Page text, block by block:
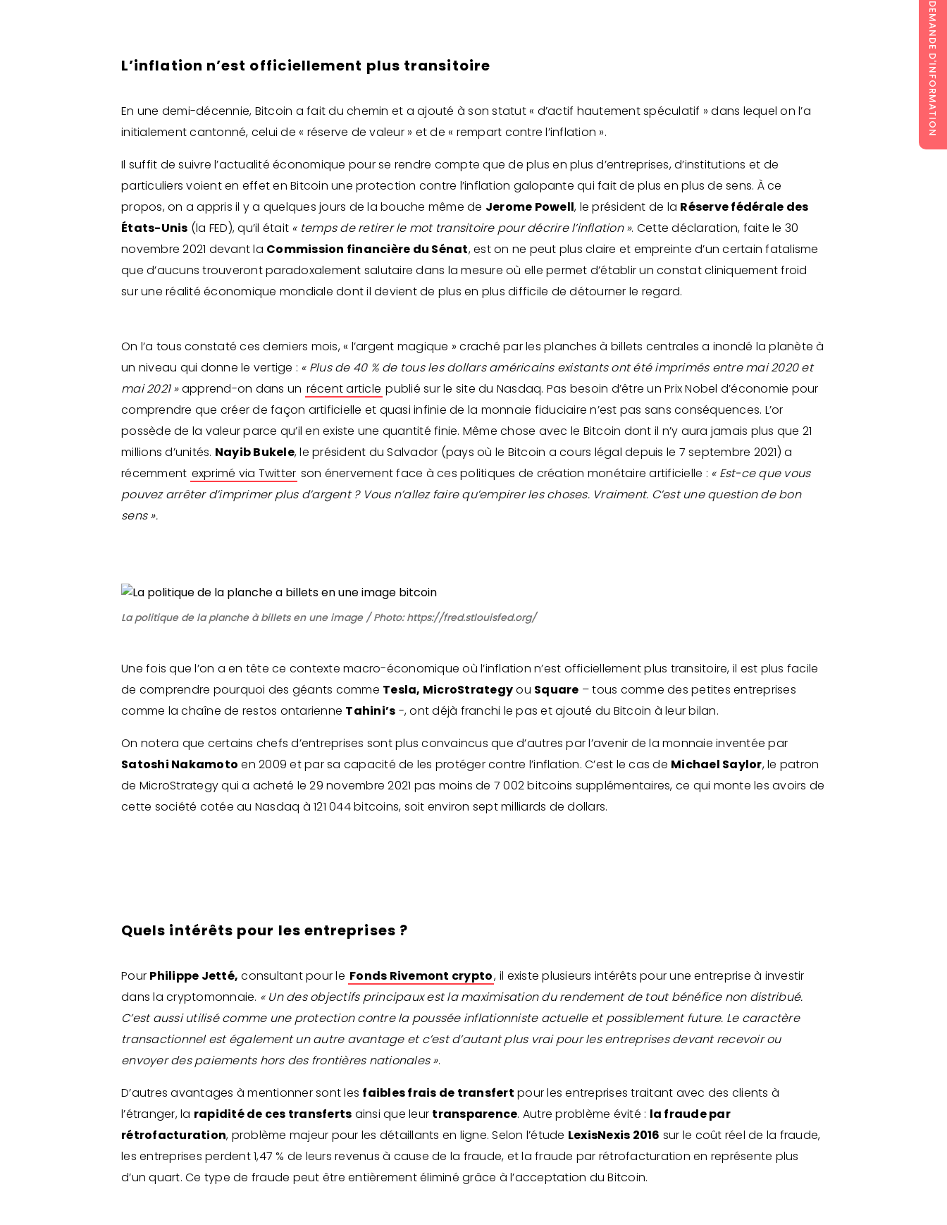
DEMANDE D'INFORMATION
L’inflation n’est officiellement plus transitoire
En une demi-décennie, Bitcoin a fait du chemin et a ajouté à son statut « d’actif hautement spéculatif » dans lequel on l’a
initialement cantonné, celui de « réserve de valeur » et de « rempart contre l’inflation ».
Il suffit de suivre l’actualité économique pour se rendre compte que de plus en plus d’entreprises, d’institutions et de
particuliers voient en effet en Bitcoin une protection contre l’inflation galopante qui fait de plus en plus de sens. À ce
propos, on a appris il y a quelques jours de la bouche même de Jerome Powell, le président de la Réserve fédérale des
États-Unis (la FED), qu’il était « temps de retirer le mot transitoire pour décrire l’inflation ». Cette déclaration, faite le 30
novembre 2021 devant la Commission financière du Sénat, est on ne peut plus claire et empreinte d’un certain fatalisme
que d’aucuns trouveront paradoxalement salutaire dans la mesure où elle permet d’établir un constat cliniquement froid
sur une réalité économique mondiale dont il devient de plus en plus difficile de détourner le regard.
On l’a tous constaté ces derniers mois, « l’argent magique » craché par les planches à billets centrales a inondé la planète à
un niveau qui donne le vertige : « Plus de 40 % de tous les dollars américains existants ont été imprimés entre mai 2020 et
mai 2021 »apprend-on dans un récent article publié sur le site du Nasdaq. Pas besoin d’être un Prix Nobel d’économie pour
comprendre que créer de façon artificielle et quasi infinie de la monnaie fiduciaire n’est pas sans conséquences. L’or
possède de la valeur parce qu’il en existe une quantité finie. Même chose avec le Bitcoin dont il n’y aura jamais plus que 21
millions d’unités. Nayib Bukele, le président du Salvador (pays où le Bitcoin a cours légal depuis le 7 septembre 2021) a
récemment exprimé via Twitter son énervement face à ces politiques de création monétaire artificielle : « Est-ce que vous
pouvez arrêter d’imprimer plus d’argent ? Vous n’allez faire qu’empirer les choses. Vraiment. C’est une question de bon
sens ».
La politique de la planche à billets en une image / Photo: https://fred.stlouisfed.org/
Une fois que l’on a en tête ce contexte macro-économique où l’inflation n’est officiellement plus transitoire, il est plus facile
de comprendre pourquoi des géants comme Tesla, MicroStrategyou Square – tous comme des petites entreprises
comme la chaîne de restos ontarienne Tahini’s -, ont déjà franchi le pas et ajouté du Bitcoin à leur bilan.
On notera que certains chefs d’entreprises sont plus convaincus que d’autres par l’avenir de la monnaie inventée par
Satoshi Nakamoto en 2009 et par sa capacité de les protéger contre l’inflation. C’est le cas de Michael Saylor, le patron
de MicroStrategy qui a acheté le 29 novembre 2021 pas moins de 7 002 bitcoins supplémentaires, ce qui monte les avoirs de
cette société cotée au Nasdaq à 121 044 bitcoins, soit environ sept milliards de dollars.
Quels intérêts pour les entreprises ?
Pour Philippe Jetté, consultant pour le Fonds Rivemont crypto, il existe plusieurs intérêts pour une entreprise à investir
dans la cryptomonnaie. « Un des objectifs principaux est la maximisation du rendement de tout bénéfice non distribué.
C’est aussi utilisé comme une protection contre la poussée inflationniste actuelle et possiblement future. Le caractère
transactionnel est également un autre avantage et c’est d’autant plus vrai pour les entreprises devant recevoir ou
envoyer des paiements hors des frontières nationales ».
D’autres avantages à mentionner sont les faibles frais de transfert pour les entreprises traitant avec des clients à
l’étranger, la rapidité de ces transferts ainsi que leur transparence. Autre problème évité : la fraude par
rétrofacturation, problème majeur pour les détaillants en ligne. Selon l’étude LexisNexis 2016 sur le coût réel de la fraude,
les entreprises perdent 1,47 % de leurs revenus à cause de la fraude, et la fraude par rétrofacturation en représente plus
d’un quart. Ce type de fraude peut être entièrement éliminé grâce à l’acceptation du Bitcoin.